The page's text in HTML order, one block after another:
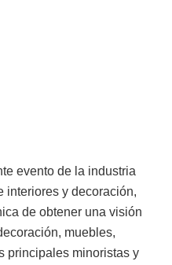
evento de la industria
interiores y decoración,
de obtener una visión
muebles,
principales minoristas y